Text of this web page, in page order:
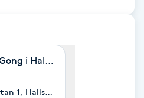
i Hallsberg
1, Hallsberg